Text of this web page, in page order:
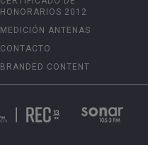
HONORARIOS 2012
MEDICIÓN ANTENAS
CONTACTO
BRANDED CONTENT